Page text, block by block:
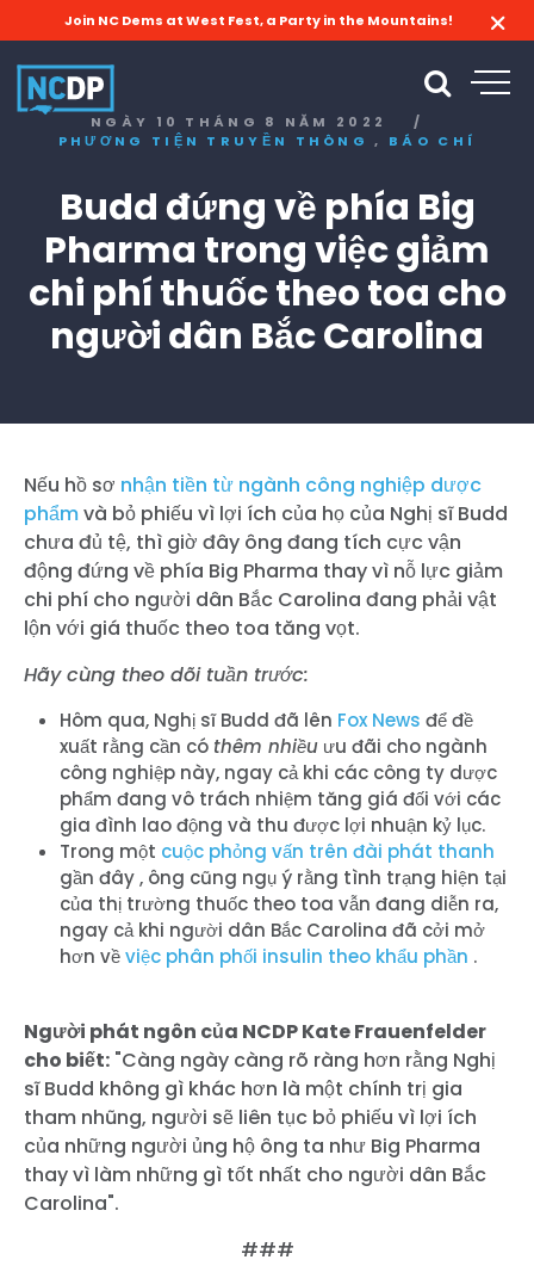
Join NC Dems at West Fest, a Party in the Mountains!
NGÀY 10 THÁNG 8 NĂM 2022
/
PHƯƠNG TIỆN TRUYỀN THÔNG , BÁO CHÍ
Budd đứng về phía Big
Pharma trong việc giảm
chi phí thuốc theo toa cho
người dân Bắc Carolina
Nếu hồ sơ nhận tiền từ ngành công nghiệp dược
phẩmvà bỏ phiếu vì lợi ích của họ của Nghị sĩ Budd
chưa đủ tệ, thì giờ đây ông đang tích cực vận
động đứng về phía Big Pharma thay vì nỗ lực giảm
chi phí cho người dân Bắc Carolina đang phải vật
lộn với giá thuốc theo toa tăng vọt.
Hãy cùng theo dõi tuần trước:
Hôm qua, Nghị sĩ Budd đã lên Fox News để đề
xuất rằng cần có thêm nhiều ưu đãi cho ngành
công nghiệp này, ngay cả khi các công ty dược
phẩm đang vô trách nhiệm tăng giá đối với các
gia đình lao động và thu được lợi nhuận kỷ lục.
Trong một cuộc phỏng vấn trên đài phát thanh
gần đây, ông cũng ngụ ý rằng tình trạng hiện tại
của thị trường thuốc theo toa vẫn đang diễn ra,
ngay cả khi người dân Bắc Carolina đã cởi mở
hơn vềviệc phân phối insulin theo khẩu phần .
Người phát ngôn của NCDP Kate Frauenfelder
cho biết: "Càng ngày càng rõ ràng hơn rằng Nghị
sĩ Budd không gì khác hơn là một chính trị gia
tham nhũng, người sẽ liên tục bỏ phiếu vì lợi ích
của những người ủng hộ ông ta như Big Pharma
thay vì làm những gì tốt nhất cho người dân Bắc
Carolina".
###